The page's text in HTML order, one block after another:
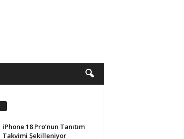
iPhone 18 Pro’nun Tanıtım
Takvimi Şekilleniyor